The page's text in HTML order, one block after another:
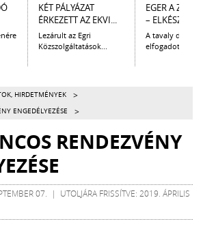
KÉT PÁLYÁZAT
ÉRKEZETT AZ EKVI...
Lezárult az Egri
Közszolgáltatások...
EGER A
– ELKÉSZÜLT
A tavaly
elfogadott
HIRDETMÉNYEK >
ENGEDÉLYEZÉSE >
RENDEZVÉNY
07. | UTOLJÁRA FRISSÍTVE: 2019. ÁPRILIS